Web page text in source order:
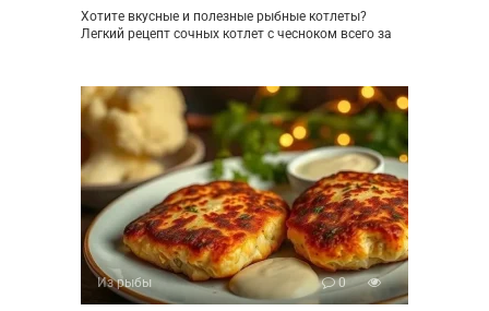
Хотите вкусные и полезные рыбные котлеты?
Легкий рецепт сочных котлет с чесноком всего за
Из рыбы 0